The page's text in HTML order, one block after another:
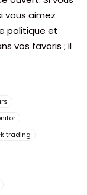
vous aimez
politique et
vos favoris ; il
trading